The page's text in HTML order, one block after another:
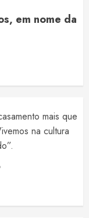
em nome da
mais que
na cultura